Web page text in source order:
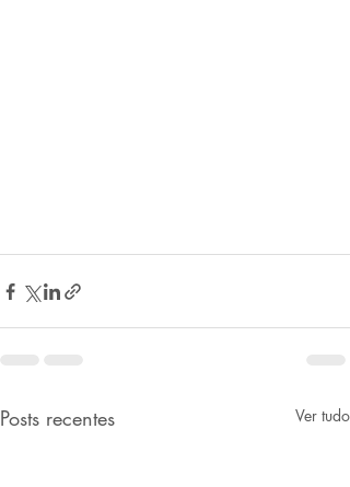
Posts recentes Ver tudo